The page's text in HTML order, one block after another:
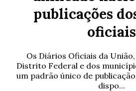
publicações
oficiais
Os Diários Oficiais da
Distrito Federal e dos
um padrão único de
dispo...